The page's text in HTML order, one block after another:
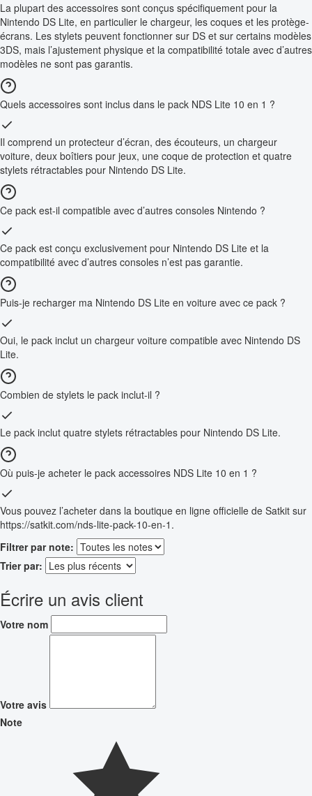
La plupart des accessoires sont conçus spécifiquement pour la
Nintendo DS Lite, en particulier le chargeur, les coques et les protège-
écrans. Les stylets peuvent fonctionner sur DS et sur certains modèles
3DS, mais l’ajustement physique et la compatibilité totale avec d’autres
modèles ne sont pas garantis.
Quels accessoires sont inclus dans le pack NDS Lite 10 en 1 ?
Il comprend un protecteur d’écran, des écouteurs, un chargeur
voiture, deux boîtiers pour jeux, une coque de protection et quatre
stylets rétractables pour Nintendo DS Lite.
Ce pack est-il compatible avec d’autres consoles Nintendo ?
Ce pack est conçu exclusivement pour Nintendo DS Lite et la
compatibilité avec d’autres consoles n’est pas garantie.
Puis-je recharger ma Nintendo DS Lite en voiture avec ce pack ?
Oui, le pack inclut un chargeur voiture compatible avec Nintendo DS
Lite.
Combien de stylets le pack inclut-il ?
Le pack inclut quatre stylets rétractables pour Nintendo DS Lite.
Où puis-je acheter le pack accessoires NDS Lite 10 en 1 ?
Vous pouvez l’acheter dans la boutique en ligne officielle de Satkit sur
https://satkit.com/nds-lite-pack-10-en-1.
Filtrer par note:
Trier par:
Écrire un avis client
Votre nom
Votre avis
Note